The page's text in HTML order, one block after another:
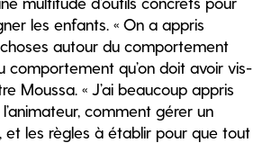
les enfants. « On a appris
autour du comportement
comportement qu’on doit avoir vis-
Moussa. « J’ai beaucoup appris
comment gérer un
et les règles à établir pour que tout